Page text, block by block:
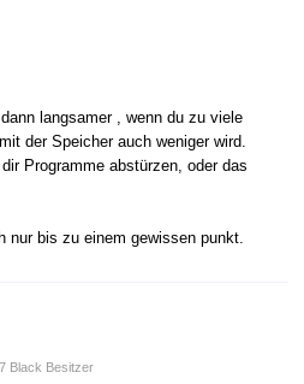
langsamer , wenn du zu viele
der Speicher auch weniger wird.
Programme abstürzen, oder das
nur bis zu einem gewissen punkt.
Black Besitzer